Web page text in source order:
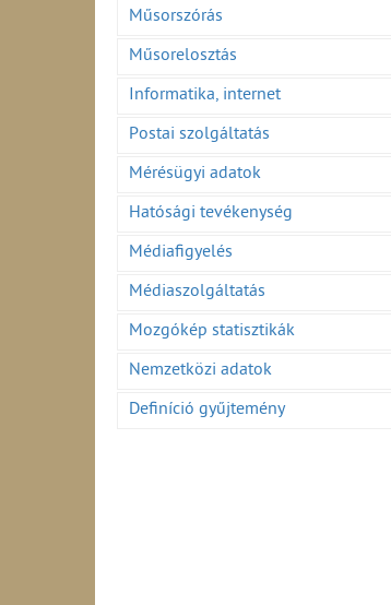
Műsorszórás
Műsorelosztás
Informatika, internet
Postai szolgáltatás
Mérésügyi adatok
Hatósági tevékenység
Médiafigyelés
Médiaszolgáltatás
Mozgókép statisztikák
Nemzetközi adatok
Definíció gyűjtemény